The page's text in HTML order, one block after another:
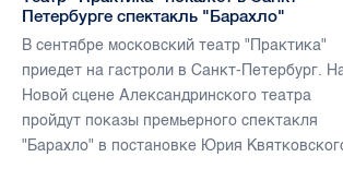
Петербурге спектакль "Барахло"
В сентябре московский театр "Практика"
приедет на гастроли в Санкт-Петербург.
Новой сцене Александринского театра
пройдут показы премьерного спектакля
"Барахло" в постановке Юрия